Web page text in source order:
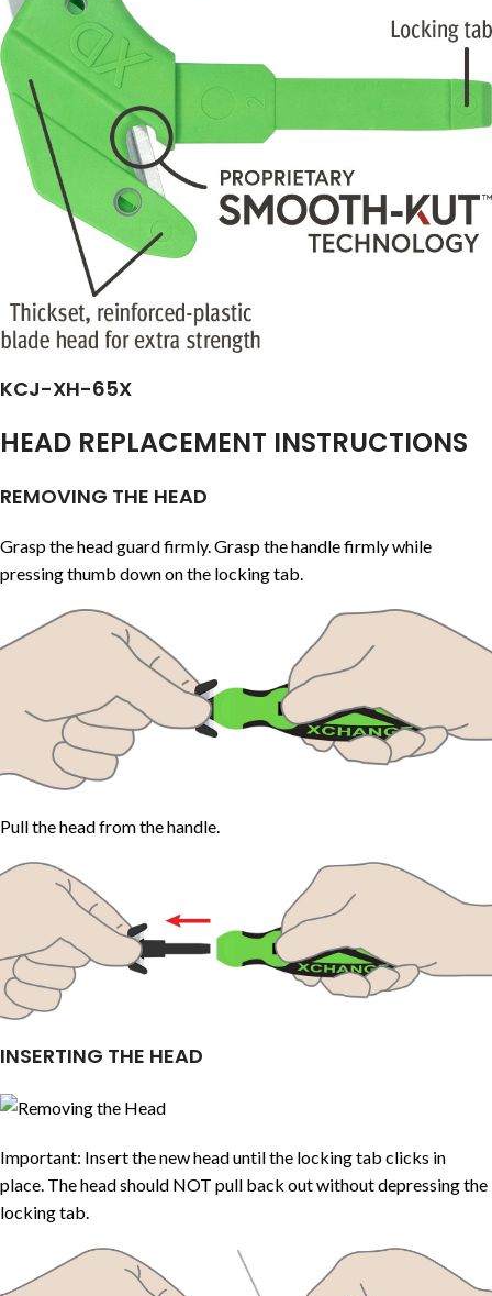
KCJ-XH-65X
HEAD REPLACEMENT INSTRUCTIONS
REMOVING THE HEAD
Grasp the head guard firmly. Grasp the handle firmly while
pressing thumb down on the locking tab.
Pull the head from the handle.
INSERTING THE HEAD
Important: Insert the new head until the locking tab clicks in
place. The head should NOT pull back out without depressing the
locking tab.